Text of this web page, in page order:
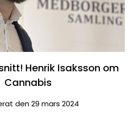
Henrik Isaksson om
Cannabis
den 29 mars 2024